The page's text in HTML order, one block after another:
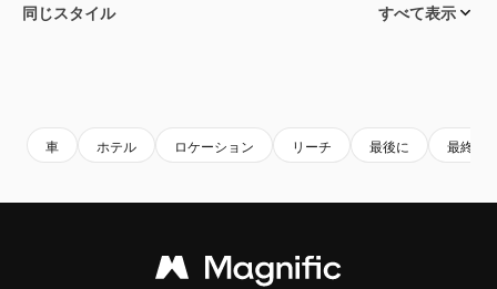
同じスタイル すべて表示
車 ホテル ロケーション リーチ 最後に 最終的